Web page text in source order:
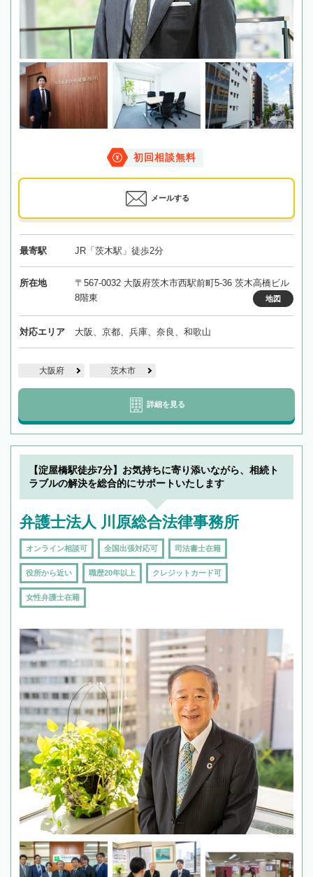
初回相談無料
メールする
最寄駅 JR「茨木駅」徒歩2分
所在地
〒567-0032 大阪府茨木市西駅前町5-36 茨木高橋ビル
8階東
地図
対応エリア 大阪、京都、兵庫、奈良、和歌山
大阪府 茨木市
詳細を見る
【淀屋橋駅徒歩7分】お気持ちに寄り添いながら、相続ト
ラブルの解決を総合的にサポートいたします
弁護士法人 川原総合法律事務所
オンライン相談可 全国出張対応可 司法書士在籍
役所から近い 職歴20年以上 クレジットカード可
女性弁護士在籍